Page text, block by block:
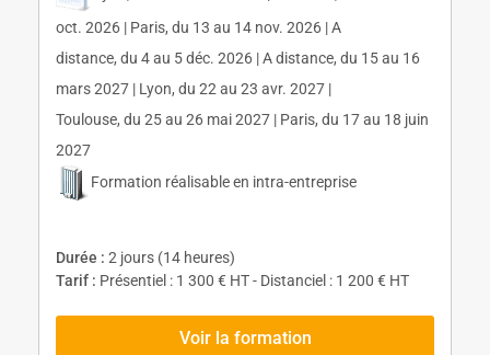
oct. 2026 | Paris, du 13 au 14 nov. 2026 | A
distance, du 4 au 5 déc. 2026 | A distance, du 15 au 16
mars 2027 | Lyon, du 22 au 23 avr. 2027 |
Toulouse, du 25 au 26 mai 2027 | Paris, du 17 au 18 juin
2027
Formation réalisable en intra-entreprise
Durée : 2 jours (14 heures)
Tarif : Présentiel : 1 300 € HT - Distanciel : 1 200 € HT
Voir la formation